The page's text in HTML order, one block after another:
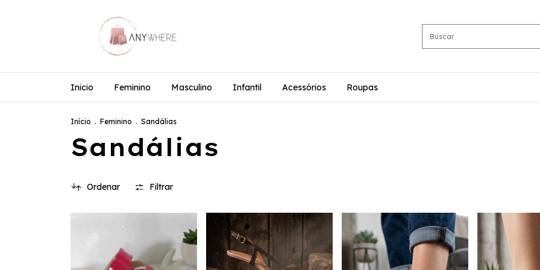
Inicio Feminino Masculino Infantil Acessórios Roupas
Início . Feminino . Sandálias
Sandálias
Ordenar Filtrar